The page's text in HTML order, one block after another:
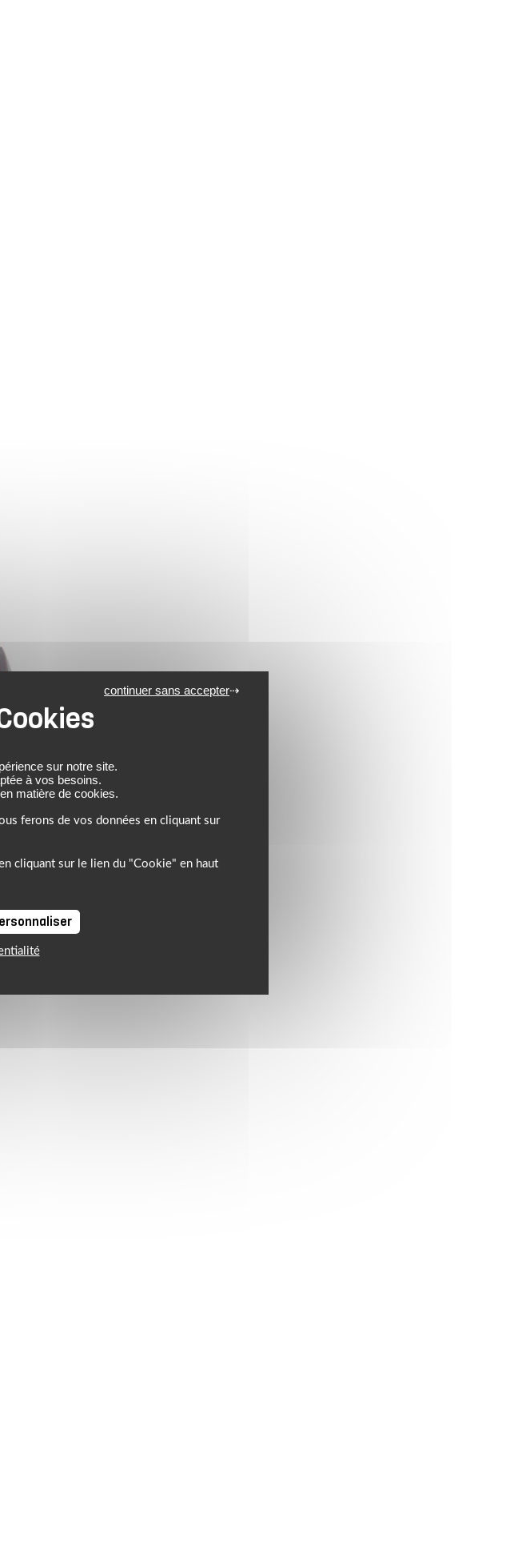
sur notre site.
à vos besoins.
matière de cookies.
ferons de vos données en cliquant sur
cliquant sur le lien du "Cookie" en haut
continuer sans accepter